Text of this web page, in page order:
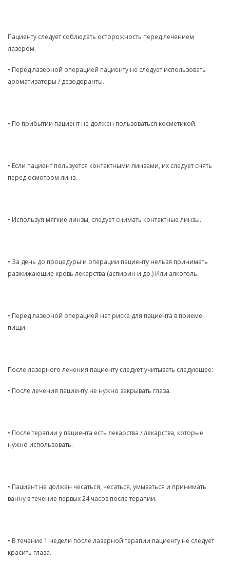
Пациенту следует соблюдать осторожность перед лечением
лазером.
• Перед лазерной операцией пациенту не следует использовать
ароматизаторы / дезодоранты.
• По прибытии пациент не должен пользоваться косметикой.
• Если пациент пользуется контактными линзами, их следует снять
перед осмотром линз.
• Используя мягкие линзы, следует снимать контактные линзы.
• За день до процедуры и операции пациенту нельзя принимать
разжижающие кровь лекарства (аспирин и др.) Или алкоголь.
• Перед лазерной операцией нет риска для пациента в приеме
пищи.
После лазерного лечения пациенту следует учитывать следующее:
• После лечения пациенту не нужно закрывать глаза.
• После терапии у пациента есть лекарства / лекарства, которые
нужно использовать.
• Пациент не должен чесаться, чесаться, умываться и принимать
ванну в течение первых 24 часов после терапии.
• В течение 1 недели после лазерной терапии пациенту не следует
красить глаза.